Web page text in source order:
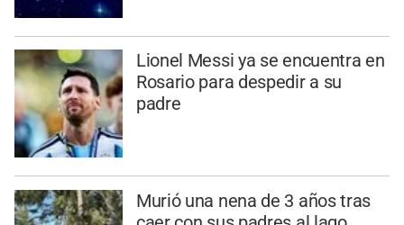
Lionel Messi ya se encuentra en
Rosario para despedir a su
padre
Murió una nena de 3 años tras